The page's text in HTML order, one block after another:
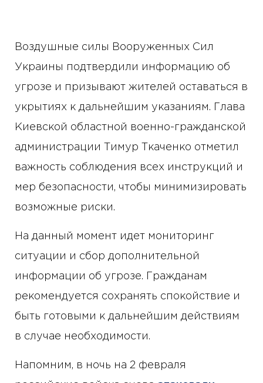
Воздушные силы Вооруженных Сил
Украины подтвердили информацию об
угрозе и призывают жителей оставаться в
укрытиях к дальнейшим указаниям. Глава
Киевской областной военно-гражданской
администрации Тимур Ткаченко отметил
важность соблюдения всех инструкций и
мер безопасности, чтобы минимизировать
возможные риски.
На данный момент идет мониторинг
ситуации и сбор дополнительной
информации об угрозе. Гражданам
рекомендуется сохранять спокойствие и
быть готовыми к дальнейшим действиям
в случае необходимости.
Напомним, в ночь на 2 февраля